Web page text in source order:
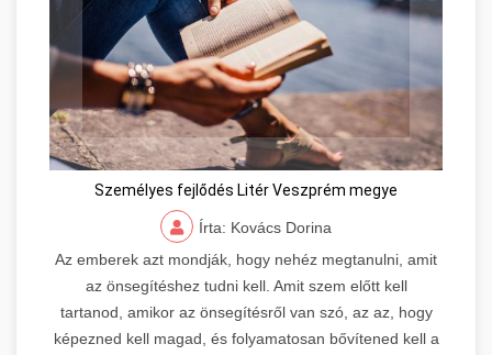
Személyes fejlődés Litér Veszprém megye
Írta: Kovács Dorina
Az emberek azt mondják, hogy nehéz megtanulni, amit
az önsegítéshez tudni kell. Amit szem előtt kell
tartanod, amikor az önsegítésről van szó, az az, hogy
képezned kell magad, és folyamatosan bővítened kell a